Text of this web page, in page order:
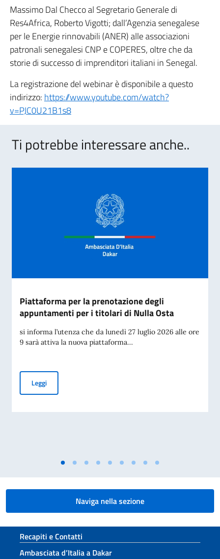
Massimo Dal Checco al Segretario Generale di
Res4Africa, Roberto Vigotti; dall’Agenzia senegalese
per le Energie rinnovabili (ANER) alle associazioni
patronali senegalesi CNP e COPERES, oltre che da
storie di successo di imprenditori italiani in Senegal.
La registrazione del webinar è disponibile a questo
indirizzo: https://www.youtube.com/watch?
v=PJC0U21B1s8
Ti potrebbe interessare anche..
Piattaforma per la prenotazione degli
appuntamenti per i titolari di Nulla Osta
si informa l’utenza che da lunedì 27 luglio 2026 alle ore
9 sarà attiva la nuova piattaforma...
LeggiPiattaforma per la prenotazione degli appuntamenti per i
Naviga nella sezione
Sezione footer
Recapiti e Contatti
Ambasciata d’Italia a Dakar